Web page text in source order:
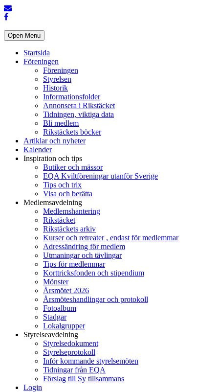
Open Menu
Startsida
Föreningen
Föreningen
Styrelsen
Historik
Informationsfolder
Annonsera i Rikstäcket
Tidningen, viktiga data
Bli medlem
Rikstäckets böcker
Artiklar och nyheter
Kalender
Inspiration och tips
Butiker och mässor
EQA Kviltföreningar utanför Sverige
Tips och trix
Visa och berätta
Medlemsavdelning
Medlemshantering
Rikstäcket
Rikstäckets arkiv
Kurser och retreater , endast för medlemmar
Adressändring för medlem
Utmaningar och tävlingar
Tips för medlemmar
Korttricksfonden och stipendium
Mönster
Årsmötet 2026
Årsmöteshandlingar och protokoll
Fotoalbum
Stadgar
Lokalgrupper
Styrelseavdelning
Styrelsedokument
Styrelseprotokoll
Inför kommande styrelsemöten
Tidningar från EQA
Förslag till Sy tillsammans
Login